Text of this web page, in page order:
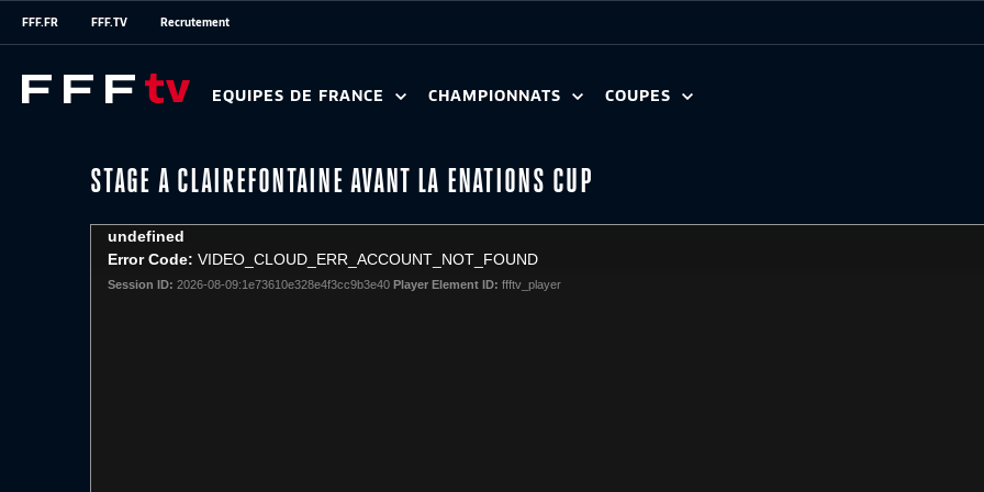
FFF.FR FFF.TV Recrutement
EQUIPES DE FRANCE CHAMPIONNATS COUPES
STAGE A CLAIREFONTAINE AVANT LA ENATIONS CUP
This
undefined
Error Code: VIDEO_CLOUD_ERR_ACCOUNT_NOT_FOUND
Session ID: 2026-08-09:1e73610e328e4f3cc9b3e40 Player Element ID: ffftv_player